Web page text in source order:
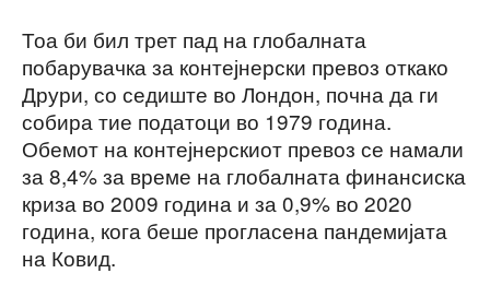
Тоа би бил трет пад на глобалната
побарувачка за контејнерски превоз откако
Друри, со седиште во Лондон, почна да ги
собира тие податоци во 1979 година.
Обемот на контејнерскиот превоз се намали
за 8,4% за време на глобалната финансиска
криза во 2009 година и за 0,9% во 2020
година, кога беше прогласена пандемијата
на Ковид.